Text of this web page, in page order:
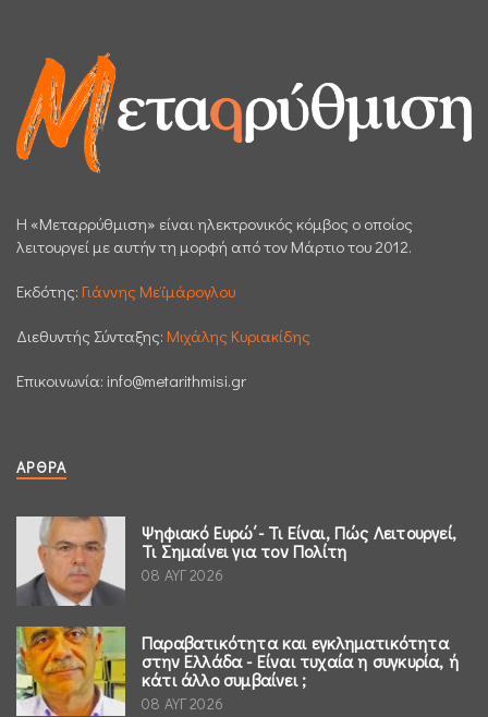
H «Μεταρρύθμιση» είναι ηλεκτρονικός κόμβος ο οποίος
λειτουργεί με αυτήν τη μορφή από τον Μάρτιο του 2012.
Εκδότης: Γιάννης Μεϊμάρογλου
Διεθυντής Σύνταξης: Μιχάλης Κυριακίδης
Επικοινωνία: info@metarithmisi.gr
ΆΡΘΡΑ
Ψηφιακό Ευρώ΄- Τι Είναι, Πώς Λειτουργεί,
Τι Σημαίνει για τον Πολίτη
08 ΑΥΓ 2026
Παραβατικότητα και εγκληματικότητα
στην Ελλάδα - Είναι τυχαία η συγκυρία, ή
κάτι άλλο συμβαίνει ;
08 ΑΥΓ 2026